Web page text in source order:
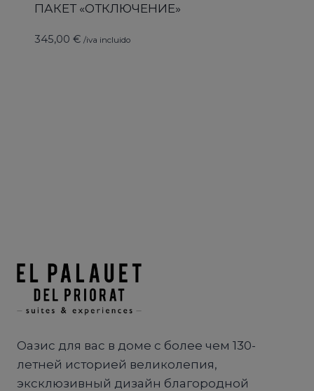
ПАКЕТ «ОТКЛЮЧЕНИЕ»
345,00 € /iva incluido
Оазис для вас в доме с более чем 130-
летней историей великолепия,
эксклюзивный дизайн благородной